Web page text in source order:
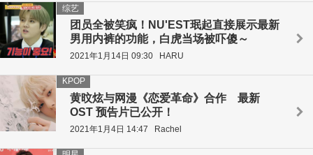
团员全被笑疯！NU'EST珉起直接展示最新
男用内裤的功能，白虎当场被吓傻～
综艺
2021年1月14日 09:30 HARU
黄旼炫与网漫《恋爱革命》合作 最新
OST 预告片已公开！
KPOP
2021年1月4日 14:47 Rachel